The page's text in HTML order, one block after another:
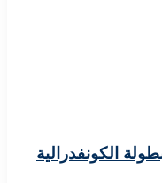
الكونفدرالية